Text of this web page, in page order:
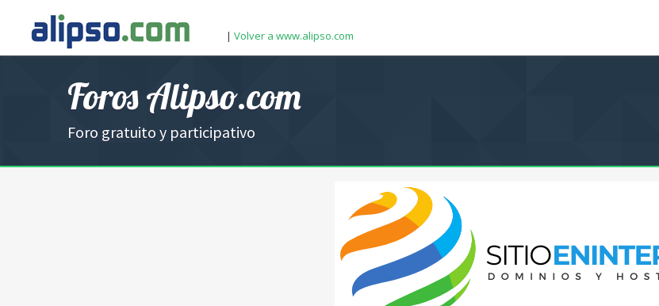
| Volver a www.alipso.com
Foros Alipso.com
Foro gratuito y participativo